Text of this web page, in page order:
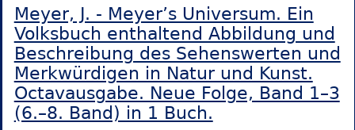
Meyer, J. - Meyer’s Universum. Ein
Volksbuch enthaltend Abbildung und
Beschreibung des Sehenswerten und
Merkwürdigen in Natur und Kunst.
Octavausgabe. Neue Folge, Band 1–3
(6.–8. Band) in 1 Buch.